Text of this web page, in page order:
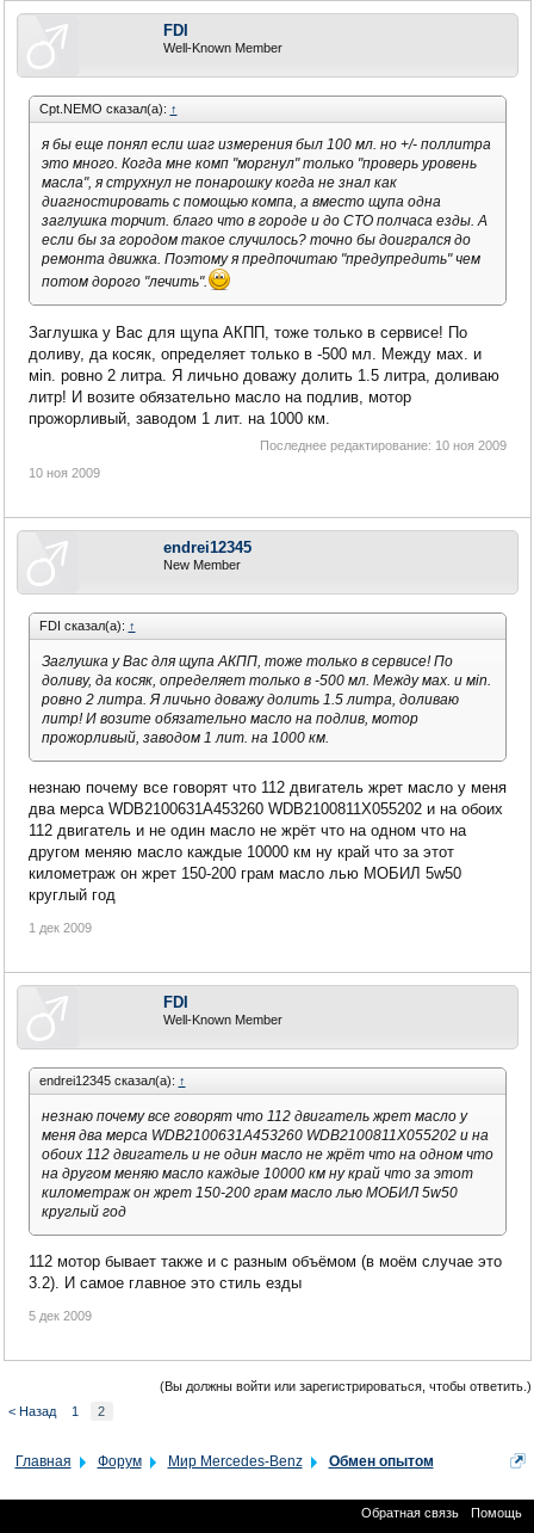
FDI
Well-Known Member
Cpt.NEMO сказал(а): ↑
я бы еще понял если шаг измерения был 100 мл. но +/- поллитра
это много. Когда мне комп "моргнул" только "проверь уровень
масла", я струхнул не понарошку когда не знал как
диагностировать с помощью компа, а вместо щупа одна
заглушка торчит. благо что в городе и до СТО полчаса езды. А
если бы за городом такое случилось? точно бы доигрался до
ремонта движка. Поэтому я предпочитаю "предупредить" чем
потом дорого "лечить".
Заглушка у Вас для щупа АКПП, тоже только в сервисе! По
доливу, да косяк, определяет только в -500 мл. Между мах. и
мin. ровно 2 литра. Я личьно доважу долить 1.5 литра, доливаю
литр! И возите обязательно масло на подлив, мотор
прожорливый, заводом 1 лит. на 1000 км.
Последнее редактирование: 10 ноя 2009
10 ноя 2009
endrei12345
New Member
FDI сказал(а): ↑
Заглушка у Вас для щупа АКПП, тоже только в сервисе! По
доливу, да косяк, определяет только в -500 мл. Между мах. и мin.
ровно 2 литра. Я личьно доважу долить 1.5 литра, доливаю
литр! И возите обязательно масло на подлив, мотор
прожорливый, заводом 1 лит. на 1000 км.
незнаю почему все говорят что 112 двигатель жрет масло у меня
два мерса WDB2100631A453260 WDB2100811X055202 и на обоих
112 двигатель и не один масло не жрёт что на одном что на
другом меняю масло каждые 10000 км ну край что за этот
километраж он жрет 150-200 грам масло лью МОБИЛ 5w50
круглый год
1 дек 2009
FDI
Well-Known Member
endrei12345 сказал(а): ↑
незнаю почему все говорят что 112 двигатель жрет масло у
меня два мерса WDB2100631A453260 WDB2100811X055202 и на
обоих 112 двигатель и не один масло не жрёт что на одном что
на другом меняю масло каждые 10000 км ну край что за этот
километраж он жрет 150-200 грам масло лью МОБИЛ 5w50
круглый год
112 мотор бывает также и с разным объёмом (в моём случае это
3.2). И самое главное это стиль езды
5 дек 2009
(Вы должны войти или зарегистрироваться, чтобы ответить.)
< Назад
1 2
Главная Форум Мир Mercedes-Benz Обмен опытом
Обратная связь Помощь